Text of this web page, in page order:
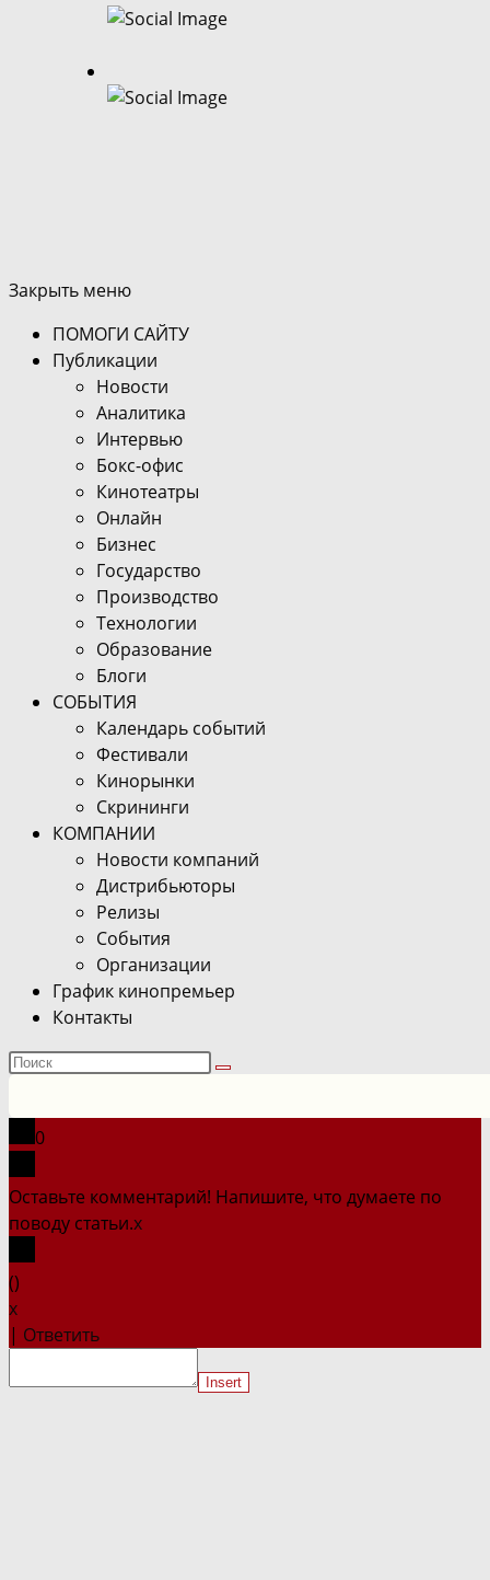
Закрыть меню
ПОМОГИ САЙТУ
Публикации
Новости
Аналитика
Интервью
Бокс-офис
Кинотеатры
Онлайн
Бизнес
Государство
Производство
Технологии
Образование
Блоги
СОБЫТИЯ
Календарь событий
Фестивали
Кинорынки
Скрининги
КОМПАНИИ
Новости компаний
Дистрибьюторы
Релизы
События
Организации
График кинопремьер
Контакты
Поиск
сайте
0
Оставьте комментарий! Напишите, что думаете по
поводу статьи.x
()
x
| Ответить
Insert